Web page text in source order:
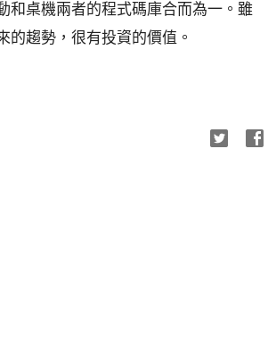
和桌機兩者的程式碼庫合而為一。雖
的趨勢，很有投資的價值。